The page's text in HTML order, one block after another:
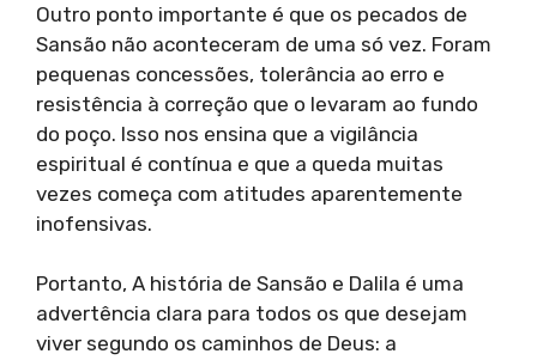
Outro ponto importante é que os pecados de
Sansão não aconteceram de uma só vez. Foram
pequenas concessões, tolerância ao erro e
resistência à correção que o levaram ao fundo
do poço. Isso nos ensina que a vigilância
espiritual é contínua e que a queda muitas
vezes começa com atitudes aparentemente
inofensivas.
Portanto, A história de Sansão e Dalila é uma
advertência clara para todos os que desejam
viver segundo os caminhos de Deus: a